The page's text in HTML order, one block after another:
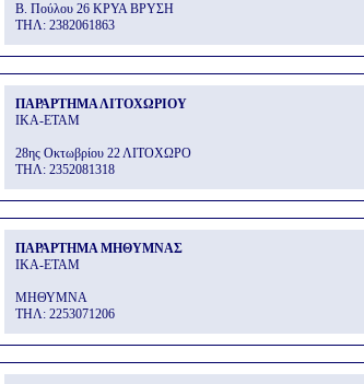
Β. Πούλου 26 ΚΡΥΑ ΒΡΥΣΗ
THΛ: 2382061863
ΠΑΡΑΡΤΗΜΑ ΛΙΤΟΧΩΡΙΟΥ
ΙΚΑ-ΕΤΑΜ
28ης Οκτωβρίου 22 ΛΙΤΟΧΩΡΟ
THΛ: 2352081318
ΠΑΡΑΡΤΗΜΑ ΜΗΘΥΜΝΑΣ
ΙΚΑ-ΕΤΑΜ
ΜΗΘΥΜΝΑ
THΛ: 2253071206